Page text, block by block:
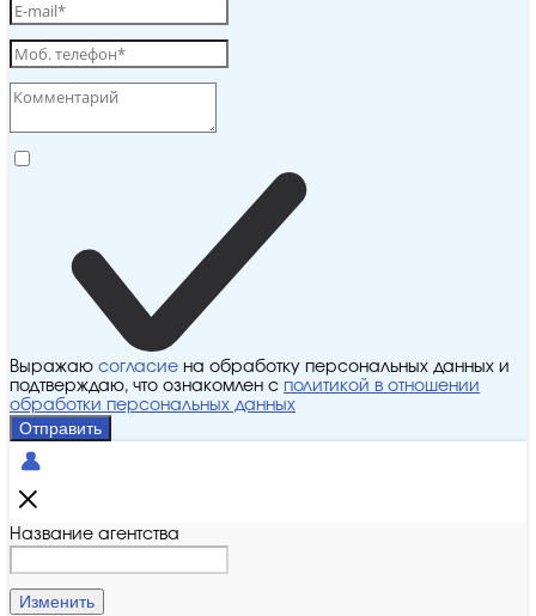
Выражаю согласие на обработку персональных данных и
подтверждаю, что ознакомлен с политикой в отношении
обработки персональных данных
Отправить
Название агентства
Изменить